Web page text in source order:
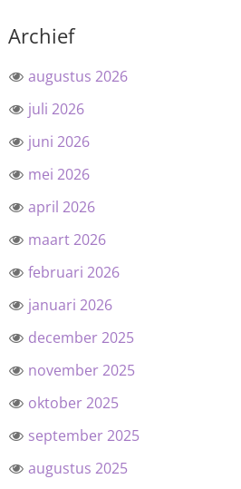
Archief
augustus 2026
juli 2026
juni 2026
mei 2026
april 2026
maart 2026
februari 2026
januari 2026
december 2025
november 2025
oktober 2025
september 2025
augustus 2025